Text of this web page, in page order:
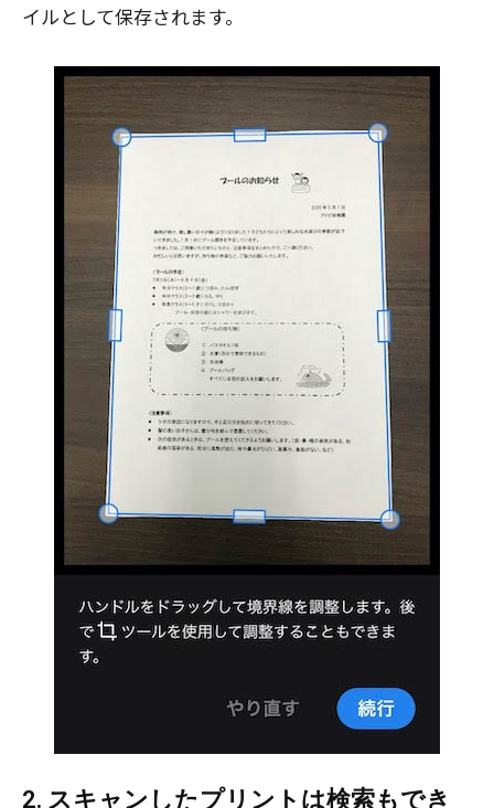
イルとして保存されます。
2. スキャンしたプリントは検索もでき